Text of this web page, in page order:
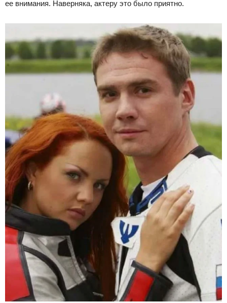
ее внимания. Наверняка, актеру это было приятно.